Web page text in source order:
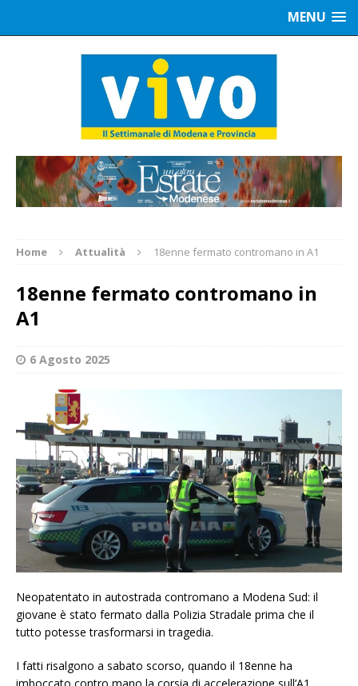
MENU
Home Attualità 18enne fermato contromano in A1
18enne fermato contromano in
A1
6 Agosto 2025
Neopatentato in autostrada contromano a Modena Sud: il
giovane è stato fermato dalla Polizia Stradale prima che il
tutto potesse trasformarsi in tragedia.
I fatti risalgono a sabato scorso, quando il 18enne ha